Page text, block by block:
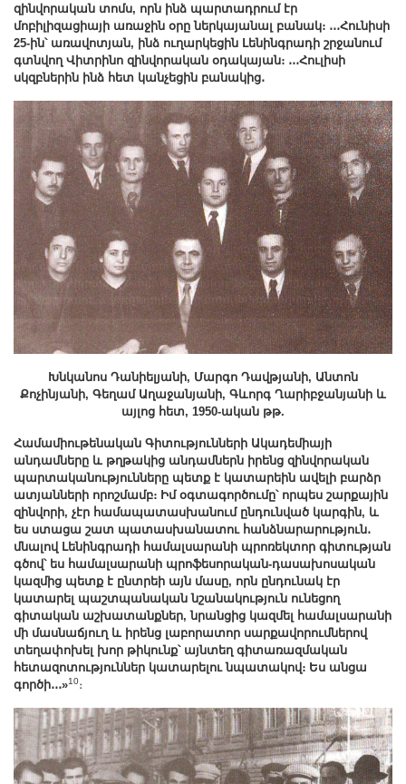
զինվորական տոմս, որն ինձ պարտադրում էր
մոբիլիզացիայի առաջին օրը ներկայանալ բանակ։ ․․․Հունիսի
25-ին՝ առավոտյան, ինձ ուղարկեցին Լենինգրադի շրջանում
գտնվող Վիտրինո զինվորական օդակայան։ ․․․Հուլիսի
սկզբներին ինձ հետ կանչեցին բանակից․
Խնկանոս Դանիելյանի, Մարգո Դավթյանի, Անտոն
Քոչինյանի, Գեղամ Աղաջանյանի, Գևորգ Ղարիբջանյանի և
այլոց հետ, 1950-ական թթ.
Համամիութենական Գիտությունների Ակադեմիայի
անդամները և թղթակից անդամներն իրենց զինվորական
պարտականությունները պետք է կատարեին ավելի բարձր
ատյանների որոշմամբ։ Իմ օգտագործումը՝ որպես շարքային
զինվորի, չէր համապատասխանում ընդունված կարգին, և
ես ստացա շատ պատասխանատու հանձնարարություն․
մնալով Լենինգրադի համալսարանի պրոռեկտոր գիտության
գծով՝ ես համալսարանի պրոֆեսորական-դասախոսական
կազմից պետք է ընտրեի այն մասը, որն ընդունակ էր
կատարել պաշտպանական նշանակություն ունեցող
գիտական աշխատանքներ, նրանցից կազմել համալսարանի
մի մասնաճյուղ և իրենց լաբորատոր սարքավորումներով
տեղափոխել խոր թիկունք՝ այնտեղ գիտառազմական
հետազոտություններ կատարելու նպատակով։ Ես անցա
գործի․․․»10։